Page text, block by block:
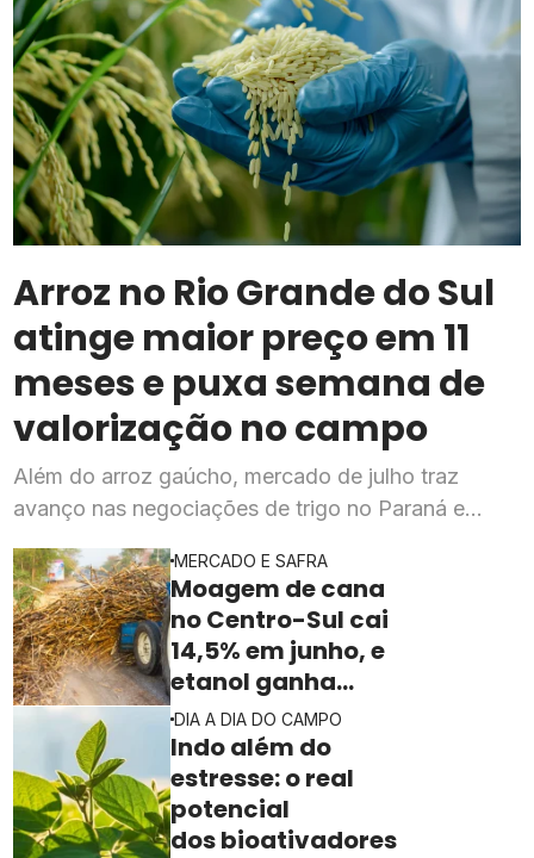
Arroz no Rio Grande do Sul
atinge maior preço em 11
meses e puxa semana de
valorização no campo
Além do arroz gaúcho, mercado de julho traz
avanço nas negociações de trigo no Paraná e
especiais brasileiros no exterior
MERCADO E SAFRA
Moagem de cana
no Centro-Sul cai
14,5% em junho, e
etanol ganha
espaço na safra
2026/27
DIA A DIA DO CAMPO
Indo além do
estresse: o real
potencial
dos bioativadores